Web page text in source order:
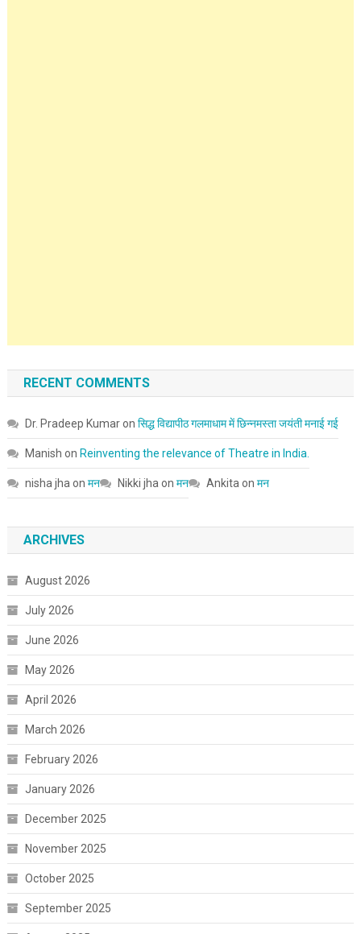
RECENT COMMENTS
Dr. Pradeep Kumaron सिद्ध विद्यापीठ गलमाधाम में छिन्नमस्ता जयंती मनाई गई
Manish on Reinventing the relevance of Theatre in India.
nisha jha on मन Nikki jha on मन Ankita on मन
ARCHIVES
August 2026
July 2026
June 2026
May 2026
April 2026
March 2026
February 2026
January 2026
December 2025
November 2025
October 2025
September 2025